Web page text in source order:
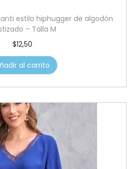
estilo hiphugger de algodón
– Talla M
$12,50
al carrito